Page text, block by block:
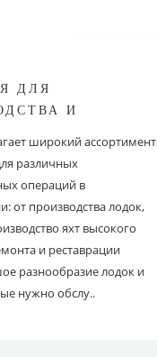
ДЛЯ
И
широкий ассортимент
различных
операций в
от производства лодок,
яхт высокого
и реставрации
разнообразие лодок и
нужно обслу..